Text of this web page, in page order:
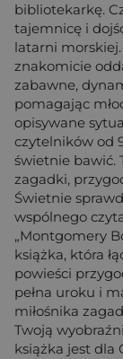
bibliotekarkę.
tajemnicę i
latarni
znakomicie
zabawne,
pomagając
opisywane
czytelników od
świetnie bawić.
zagadki,
Świetnie
wspólnego
„Montgomery
książka, która
powieści
pełna uroku i
miłośnika
Twoją
książka jest dla